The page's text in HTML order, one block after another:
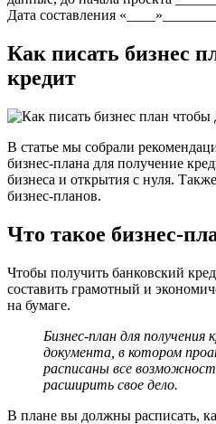
Дата составления
Как писать бизнес
кредит
В статье мы собрали
бизнес-плана для получение
бизнеса и открытия с нуля.
бизнес-планов.
Что такое бизнес-
Чтобы получить банковский
составить грамотный и
на бумаге.
Бизнес-план для
документа, в котором
расписаны все
расширить свое дело.
В плане вы должны расписать,